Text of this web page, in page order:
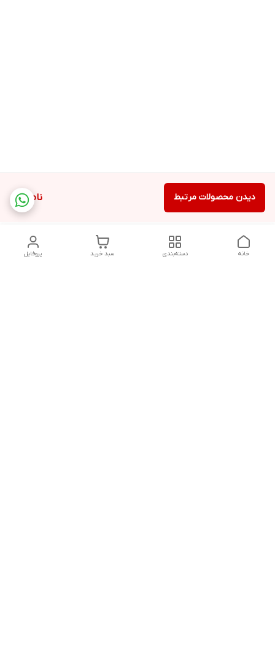
ناموجود دیدن محصولات مرتبط
پروفایل سبد خرید دسته‌بندی خانه